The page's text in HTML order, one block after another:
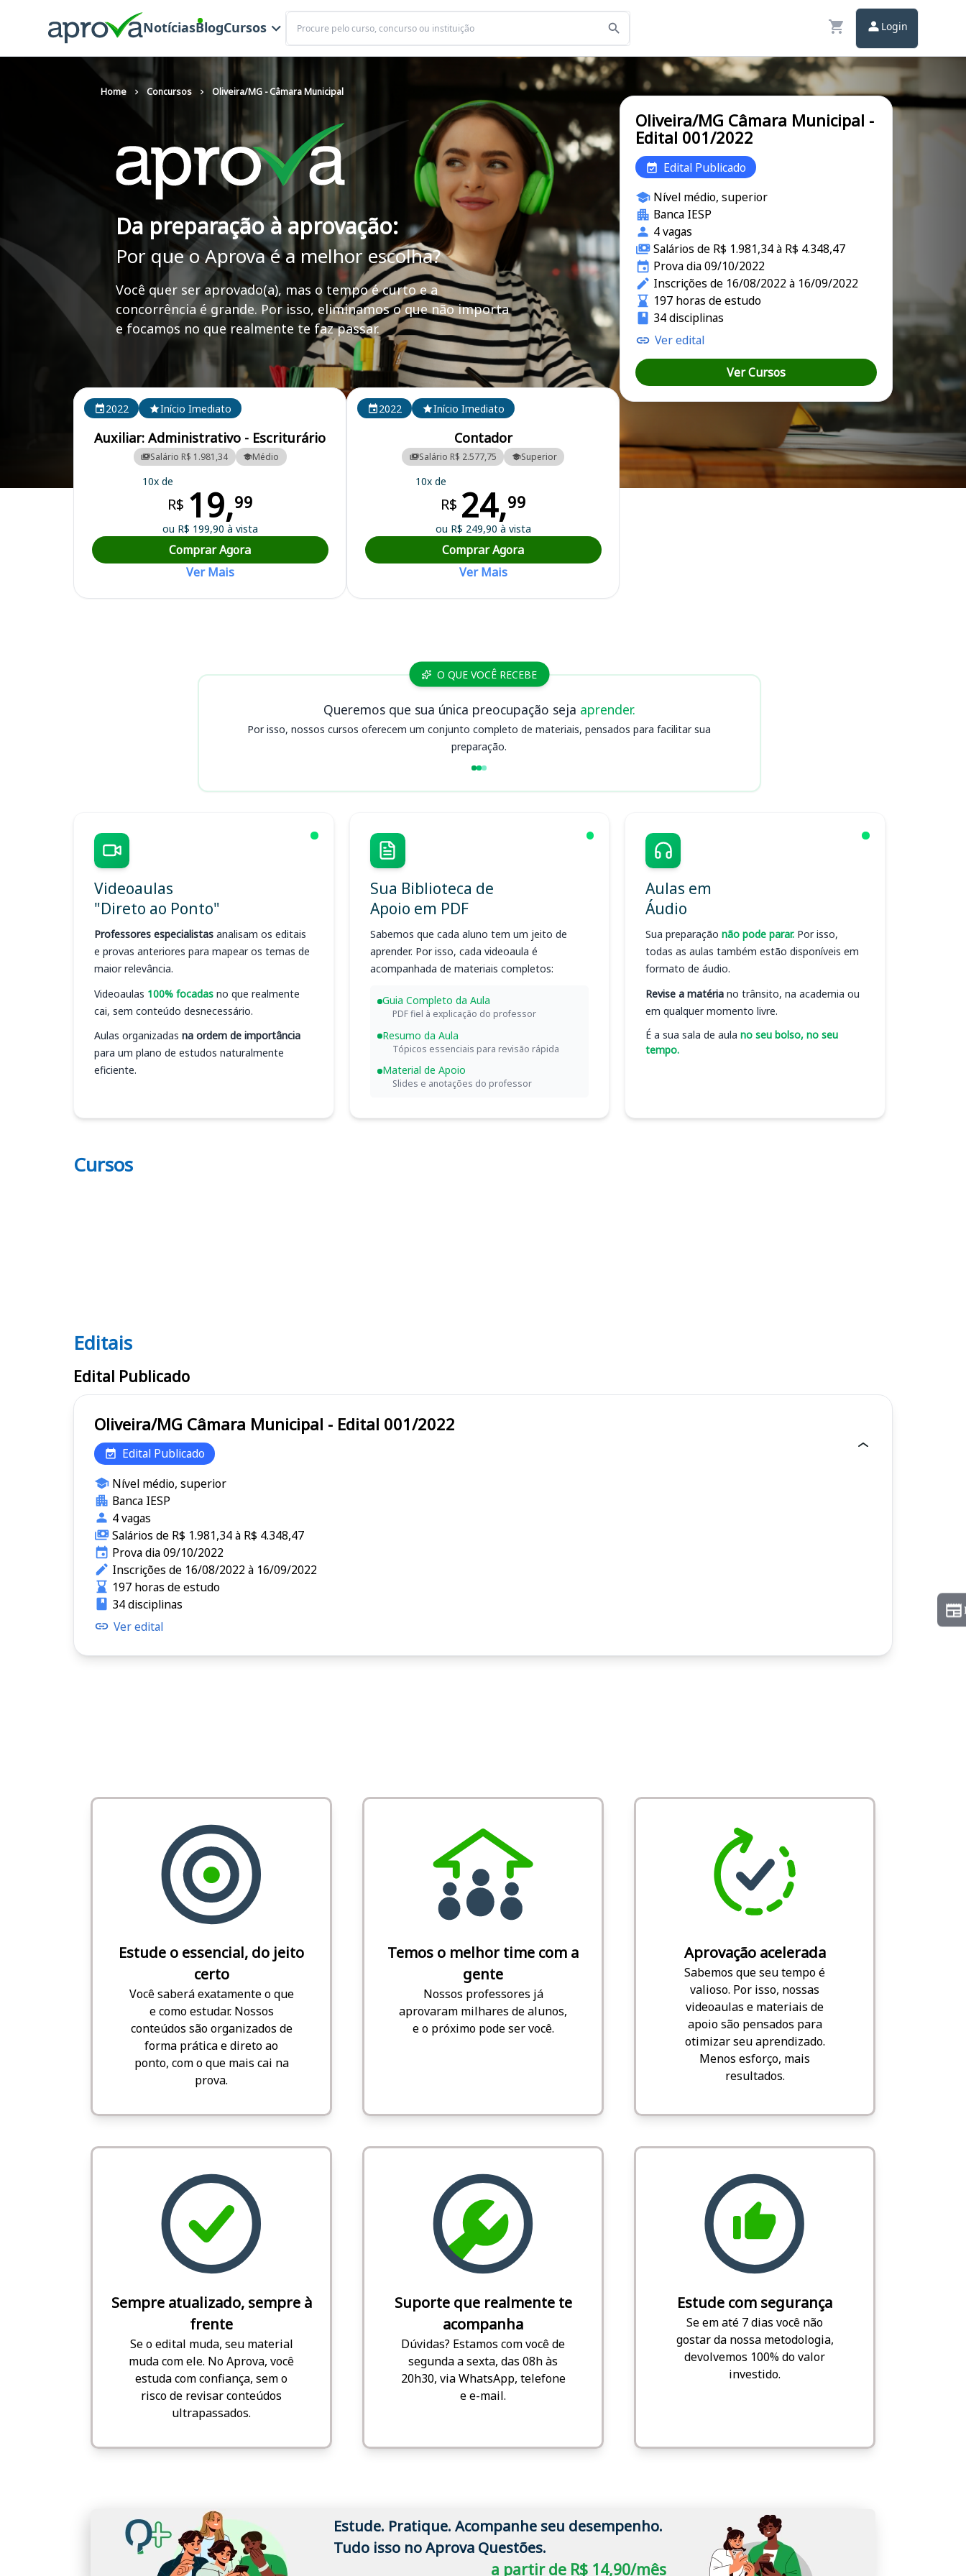
NotíciasBlogCursos
Buscar
Login
Home Concursos Oliveira/MG - Câmara Municipal
Da preparação à aprovação:
Por que o Aprova é a melhor escolha?
Você quer ser aprovado(a), mas o tempo é curto e a
concorrência é grande. Por isso, eliminamos o que não importa
e focamos no que realmente te faz passar.
Curso Preparatório para o Concurso Oliveira/MG - Câmara Municipal
Cursos em destaque para passar no concurso
2022
Início Imediato
Auxiliar: Administrativo - Escriturário
Salário R$ 1.981,34 Médio
10x de
R$ 19,99
ou R$ 199,90 à vista
Comprar Agora
Ver Mais
2022 Início Imediato
Contador
Salário R$ 2.577,75 Superior
10x de
R$ 24,99
ou R$ 249,90 à vista
Comprar Agora
Ver Mais
Oliveira/MG Câmara Municipal -
Edital 001/2022
Edital Publicado
Nível médio, superior
Banca IESP
4 vagas
Salários de R$ 1.981,34 à R$ 4.348,47
Prova dia 09/10/2022
Inscrições de 16/08/2022 à 16/09/2022
197 horas de estudo
34 disciplinas
Ver edital
Ver Cursos
O QUE VOCÊ RECEBE
Queremos que sua única preocupação seja aprender.
Por isso, nossos cursos oferecem um conjunto completo de materiais, pensados para facilitar sua
preparação.
Videoaulas
"Direto ao Ponto"
Professores especialistas analisam os editais
e provas anteriores para mapear os temas de
maior relevância.
Videoaulas 100% focadas no que realmente
cai, sem conteúdo desnecessário.
Aulas organizadas na ordem de importância
para um plano de estudos naturalmente
eficiente.
Sua Biblioteca de
Apoio em PDF
Sabemos que cada aluno tem um jeito de
aprender. Por isso, cada videoaula é
acompanhada de materiais completos:
Guia Completo da Aula
PDF fiel à explicação do professor
Resumo da Aula
Tópicos essenciais para revisão rápida
Material de Apoio
Slides e anotações do professor
Aulas em
Áudio
Sua preparação não pode parar. Por isso,
todas as aulas também estão disponíveis em
formato de áudio.
Revise a matéria no trânsito, na academia ou
em qualquer momento livre.
É a sua sala de aula no seu bolso, no seu
tempo.
Cursos
Editais
Editais
Edital Publicado
Oliveira/MG Câmara Municipal - Edital 001/2022
Edital Publicado
Nível médio, superior
Banca IESP
4 vagas
Salários de R$ 1.981,34 à R$ 4.348,47
Prova dia 09/10/2022
Inscrições de 16/08/2022 à 16/09/2022
197 horas de estudo
34 disciplinas
Ver edital
Estude o essencial, do jeito
certo
Você saberá exatamente o que
e como estudar. Nossos
conteúdos são organizados de
forma prática e direto ao
ponto, com o que mais cai na
prova.
Temos o melhor time com a
gente
Nossos professores já
aprovaram milhares de alunos,
e o próximo pode ser você.
Aprovação acelerada
Sabemos que seu tempo é
valioso. Por isso, nossas
videoaulas e materiais de
apoio são pensados para
otimizar seu aprendizado.
Menos esforço, mais
resultados.
Sempre atualizado, sempre à
frente
Se o edital muda, seu material
muda com ele. No Aprova, você
estuda com confiança, sem o
risco de revisar conteúdos
ultrapassados.
Suporte que realmente te
acompanha
Dúvidas? Estamos com você de
segunda a sexta, das 08h às
20h30, via WhatsApp, telefone
e e-mail.
Estude com segurança
Se em até 7 dias você não
gostar da nossa metodologia,
devolvemos 100% do valor
investido.
Estude. Pratique. Acompanhe seu desempenho.
Tudo isso no Aprova Questões.
a partir de R$ 14,90/mês